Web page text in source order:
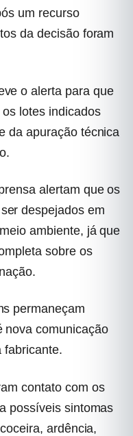
um recurso
da decisão foram
o alerta para que
lotes indicados
da apuração técnica
alertam que os
despejados em
ambiente, já que
sobre os
permaneçam
nova comunicação
fabricante.
contato com os
possíveis sintomas
ardência,